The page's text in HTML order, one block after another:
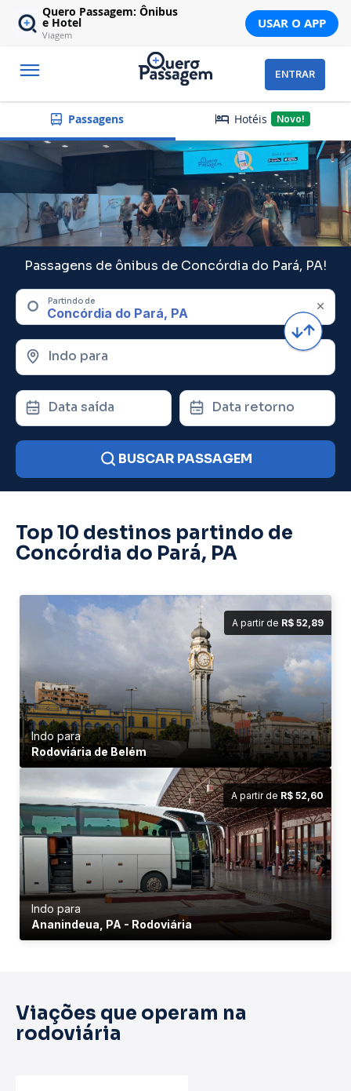
Quero Passagem: Ônibus
e Hotel
Viagem
USAR O APP
ENTRAR
Passagens Hotéis Novo!
Passagens de ônibus de Concórdia do Pará, PA!
Partindo de
Indo para
Data saída Data retorno
BUSCAR PASSAGEM
Top 10 destinos partindo de
Concórdia do Pará, PA
A partir de R$ 52,89
Indo para
Rodoviária de Belém
A partir de R$ 52,60
Indo para
Ananindeua, PA - Rodoviária
Viações que operam na
rodoviária